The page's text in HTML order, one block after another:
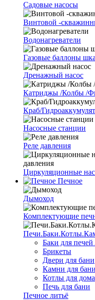
Cадовые насосы
Винтовой -
Водонагреватели
Газовые баллоны
Дренажный насос
Катриджы /Колбы /
Краб/
Насосные станции
Реле давления
Циркуляционные
Печное
Дымоход
Комплектующие
Баки для
Брикеты
Двери для бани
Камни для бани
Котлы для дома
Печь для бани
Печное литьё